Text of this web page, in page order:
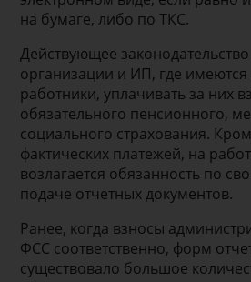
на бумаге, либо по ТКС.
Действующее
организации и ИП, где
работники, уплачивать за них
обязательного пенсионного,
социального страхования.
фактических платежей, на
возлагается обязанность по
подаче отчетных документов.
Ранее, когда взносы
ФСС соответственно, форм
существовало большое